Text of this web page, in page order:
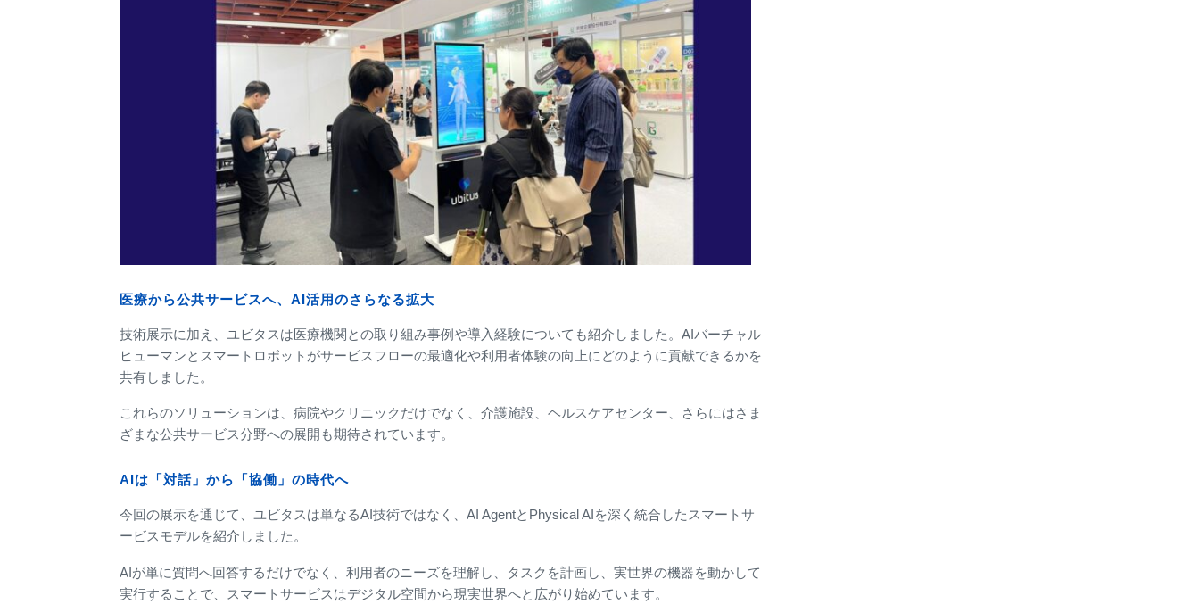
医療から公共サービスへ、AI活用のさらなる拡大
技術展示に加え、ユビタスは医療機関との取り組み事例や導入経験についても紹介しました。AIバーチャル
ヒューマンとスマートロボットがサービスフローの最適化や利用者体験の向上にどのように貢献できるかを
共有しました。
これらのソリューションは、病院やクリニックだけでなく、介護施設、ヘルスケアセンター、さらにはさま
ざまな公共サービス分野への展開も期待されています。
AIは「対話」から「協働」の時代へ
今回の展示を通じて、ユビタスは単なるAI技術ではなく、AI AgentとPhysical AIを深く統合したスマートサ
ービスモデルを紹介しました。
AIが単に質問へ回答するだけでなく、利用者のニーズを理解し、タスクを計画し、実世界の機器を動かして
実行することで、スマートサービスはデジタル空間から現実世界へと広がり始めています。